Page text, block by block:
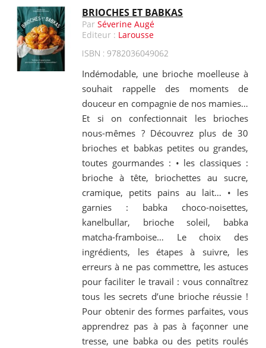
BRIOCHES ET BABKAS
ParSéverine Augé
Editeur : Larousse
ISBN : 9782036049062
Indémodable, une brioche moelleuse à
souhait rappelle des moments de
douceur en compagnie de nos mamies…
Et si on confectionnait les brioches
nous-mêmes ? Découvrez plus de 30
brioches et babkas petites ou grandes,
toutes gourmandes : • les classiques :
brioche à tête, briochettes au sucre,
cramique, petits pains au lait… • les
garnies : babka choco-noisettes,
kanelbullar, brioche soleil, babka
matcha-framboise… Le choix des
ingrédients, les étapes à suivre, les
erreurs à ne pas commettre, les astuces
pour faciliter le travail : vous connaîtrez
tous les secrets d’une brioche réussie !
Pour obtenir des formes parfaites, vous
apprendrez pas à pas à façonner une
tresse, une babka ou des petits roulés